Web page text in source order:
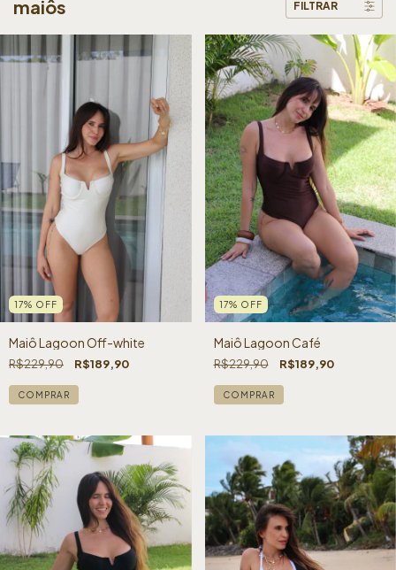
maiôs FILTRAR
17% OFF
Maiô Lagoon Off-white
R$229,90 R$189,90
COMPRAR
17% OFF
Maiô Lagoon Café
R$229,90 R$189,90
COMPRAR